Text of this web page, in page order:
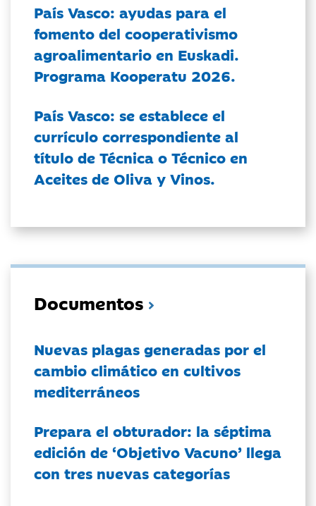
País Vasco: ayudas para el
fomento del cooperativismo
agroalimentario en Euskadi.
Programa Kooperatu 2026.
País Vasco: se establece el
currículo correspondiente al
título de Técnica o Técnico en
Aceites de Oliva y Vinos.
Documentos
Nuevas plagas generadas por el
cambio climático en cultivos
mediterráneos
Prepara el obturador: la séptima
edición de ‘Objetivo Vacuno’ llega
con tres nuevas categorías